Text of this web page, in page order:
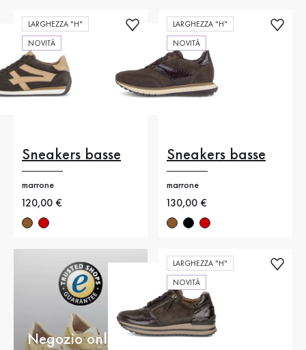
LARGHEZZA "H"
NOVITÀ
Sneakers basse
marrone
Nuovo prezzo
120,00 €
LARGHEZZA "H"
NOVITÀ
Sneakers basse
marrone
Nuovo prezzo
130,00 €
Negozio online
LARGHEZZA "H"
NOVITÀ